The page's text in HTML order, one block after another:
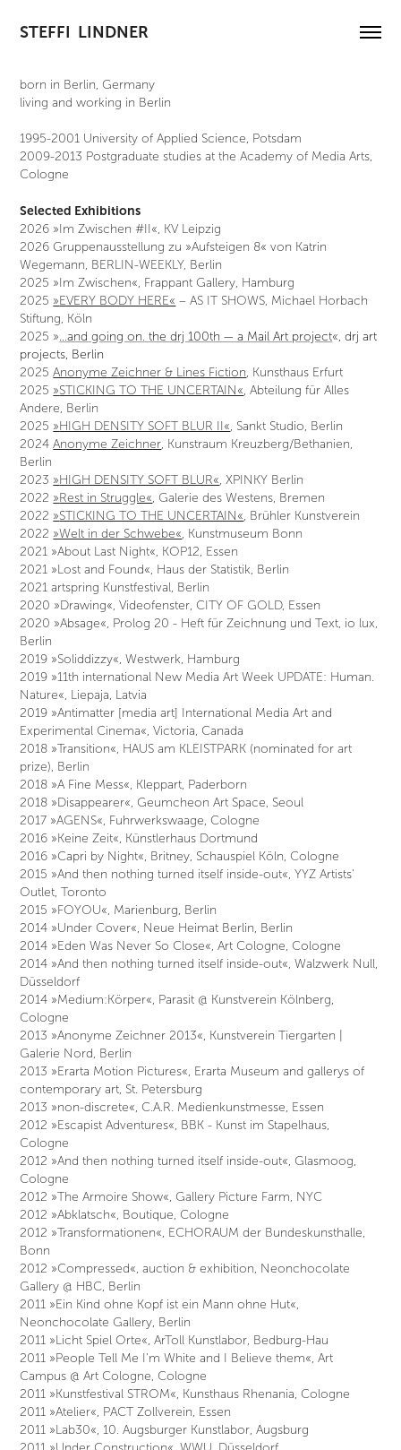
STEFFI  LINDNER
born in Berlin, Germany
living and working in Berlin
1995-2001 University of Applied Science, Potsdam
2009-2013 Postgraduate studies at the Academy of Media Arts,
Cologne
Selected Exhibitions
2026 » Im Zwischen #II «, KV Leipzig
2026 Gruppenausstellung zu »Aufsteigen 8« von Katrin
Wegemann, BERLIN-WEEKLY, Berlin
2025 » Im Zwischen«, Frappant Gallery, Hamburg
2025 » EVERY BODY HERE« – AS IT SHOWS, Michael Horbach
Stiftung, Köln
2025 »…and going on. the drj 100th — a Mail Art project«, drj art
projects, Berlin
2025Anonyme Zeichner & Lines Fiction, Kunsthaus Erfurt
2025 »STICKING TO THE UNCERTAIN«, Abteilung für Alles
Andere, Berlin
2025 » HIGH DENSITY SOFT BLUR II«, Sankt Studio, Berlin
2024Anonyme Zeichner, Kunstraum Kreuzberg/Bethanien,
Berlin
2023 » HIGH DENSITY SOFT BLUR«, XPINKY Berlin
2022 » Rest in Struggle«, Galerie des Westens, Bremen
2022 »STICKING TO THE UNCERTAIN«, Brühler Kunstverein
2022 »Welt in der Schwebe«, Kunstmuseum Bonn
2021 »About Last Night«, KOP12, Essen
2021 »Lost and Found«, Haus der Statistik, Berlin
2021 artspring Kunstfestival, Berlin
2020 »Drawing«, Videofenster, CITY OF GOLD, Essen
2020 »Absage«, Prolog 20 - Heft für Zeichnung und Text, io lux,
Berlin
2019 »Soliddizzy«, Westwerk, Hamburg
2019 »11th international New Media Art Week UPDATE: Human.
Nature«, Liepaja, Latvia
2019 »Antimatter [media art] International Media Art and
Experimental Cinema«, Victoria, Canada
2018 »Transition«, HAUS am KLEISTPARK (nominated for art
prize), Berlin
2018 »A Fine Mess«, Kleppart, Paderborn
2018 »Disappearer«, Geumcheon Art Space, Seoul
2017 »AGENS«, Fuhrwerkswaage, Cologne
2016 »Keine Zeit«, Künstlerhaus Dortmund
2016 »Capri by Night«, Britney, Schauspiel Köln, Cologne
2015 »And then nothing turned itself inside-out«, YYZ Artists'
Outlet, Toronto
2015 »FOYOU«, Marienburg, Berlin
2014 »Under Cover«, Neue Heimat Berlin, Berlin
2014 »Eden Was Never So Close«, Art Cologne, Cologne
2014 »And then nothing turned itself inside-out«, Walzwerk Null,
Düsseldorf
2014 »Medium:Körper«, Parasit @ Kunstverein Kölnberg,
Cologne
2013 »Anonyme Zeichner 2013«, Kunstverein Tiergarten |
Galerie Nord, Berlin
2013 »Erarta Motion Pictures«, Erarta Museum and gallerys of
contemporary art, St. Petersburg
2013 »non-discrete«, C.A.R. Medienkunstmesse, Essen
2012 »Escapist Adventures«, BBK - Kunst im Stapelhaus,
Cologne
2012 »And then nothing turned itself inside-out«, Glasmoog,
Cologne
2012 »The Armoire Show«, Gallery Picture Farm, NYC
2012 »Abklatsch«, Boutique, Cologne
2012 »Transformationen«, ECHORAUM der Bundeskunsthalle,
Bonn
2012 »Compressed«, auction & exhibition, Neonchocolate
Gallery @ HBC, Berlin
2011 »Ein Kind ohne Kopf ist ein Mann ohne Hut«,
Neonchocolate Gallery, Berlin
2011 »Licht Spiel Orte«, ArToll Kunstlabor, Bedburg-Hau
2011 »People Tell Me I'm White and I Believe them«, Art
Campus @ Art Cologne, Cologne
2011 »Kunstfestival STROM«, Kunsthaus Rhenania, Cologne
2011 »Atelier«, PACT Zollverein, Essen
2011 »Lab30«, 10. Augsburger Kunstlabor, Augsburg